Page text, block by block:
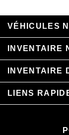
VÉHICULES
INVENTAIRE
INVENTAIRE
LIENS